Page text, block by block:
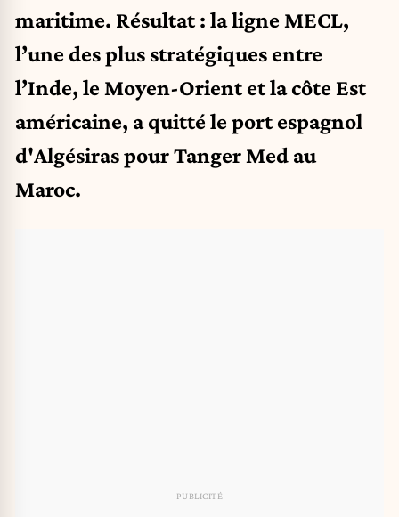
maritime. Résultat : la ligne MECL,
l’une des plus stratégiques entre
l’Inde, le Moyen-Orient et la côte Est
américaine, a quitté le port espagnol
d'Algésiras pour Tanger Med au
Maroc.